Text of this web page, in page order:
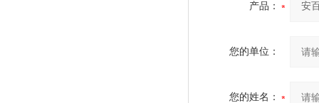
产品：
您的单位：
您的姓名：